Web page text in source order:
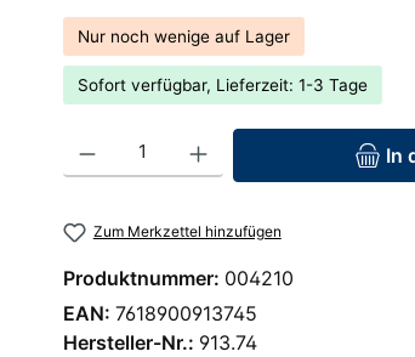
Nur noch wenige auf Lager
Sofort verfügbar, Lieferzeit: 1-3 Tage
Produkt Anzahl: Gib den gewünschten
In
Zum Merkzettel hinzufügen
Produktnummer: 004210
EAN: 7618900913745
Hersteller-Nr.: 913.74